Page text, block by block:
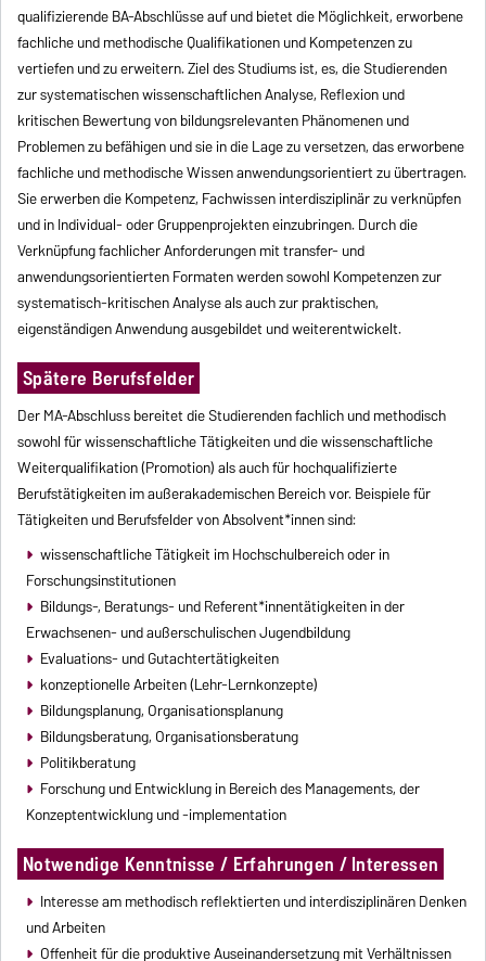
qualifizierende BA-Abschlüsse auf und bietet die Möglichkeit, erworbene
fachliche und methodische Qualifikationen und Kompetenzen zu
vertiefen und zu erweitern. Ziel des Studiums ist, es, die Studierenden
zur systematischen wissenschaftlichen Analyse, Reflexion und
kritischen Bewertung von bildungsrelevanten Phänomenen und
Problemen zu befähigen und sie in die Lage zu versetzen, das erworbene
fachliche und methodische Wissen anwendungsorientiert zu übertragen.
Sie erwerben die Kompetenz, Fachwissen interdisziplinär zu verknüpfen
und in Individual- oder Gruppenprojekten einzubringen. Durch die
Verknüpfung fachlicher Anforderungen mit transfer- und
anwendungsorientierten Formaten werden sowohl Kompetenzen zur
systematisch-kritischen Analyse als auch zur praktischen,
eigenständigen Anwendung ausgebildet und weiterentwickelt.
Spätere Berufsfelder
Der MA-Abschluss bereitet die Studierenden fachlich und methodisch
sowohl für wissenschaftliche Tätigkeiten und die wissenschaftliche
Weiterqualifikation (Promotion) als auch für hochqualifizierte
Berufstätigkeiten im außerakademischen Bereich vor. Beispiele für
Tätigkeiten und Berufsfelder von Absolvent*innen sind:
wissenschaftliche Tätigkeit im Hochschulbereich oder in
Forschungsinstitutionen
Bildungs-, Beratungs- und Referent*innentätigkeiten in der
Erwachsenen- und außerschulischen Jugendbildung
Evaluations- und Gutachtertätigkeiten
konzeptionelle Arbeiten (Lehr-Lernkonzepte)
Bildungsplanung, Organisationsplanung
Bildungsberatung, Organisationsberatung
Politikberatung
Forschung und Entwicklung in Bereich des Managements, der
Konzeptentwicklung und -implementation
Notwendige Kenntnisse / Erfahrungen / Interessen
Interesse am methodisch reflektierten und interdisziplinären Denken
und Arbeiten
Offenheit für die produktive Auseinandersetzung mit Verhältnissen